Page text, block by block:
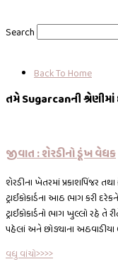
Search
Back To Home
તમે Sugarcanની શ્રેણીમાં
જીવાત : શેરડીનો ડૂંખ વેધક
શેરડીના ખેતરમાં પ્રકાશપિંજર
ટ્રાઈકોકાર્ડના આઠ ભાગ કરી
ટ્રાઈકોકાર્ડનો ભાગ ખુલ્લો રહે તે
પહેલાં અને છોડ્યાના અઠવાડીયા
વધુ વાંચો>>>>